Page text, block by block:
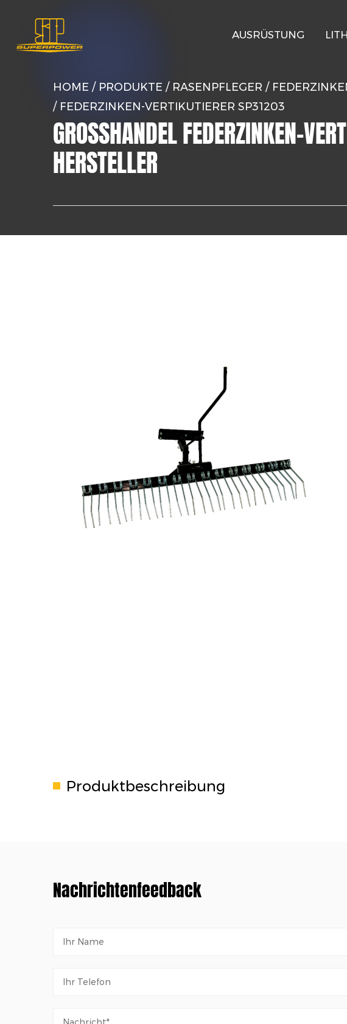
AUSRÜSTUNG
HOME / PRODUKTE / RASENPFLEGER /
/ FEDERZINKEN-VERTIKUTIERER SP31203
GROSSHANDEL FEDERZINKEN-
ERSTELLER
Produktbeschreibung
Nachrichtenfeedback